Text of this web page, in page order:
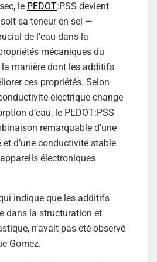
le PEDOT:PSS devient
sa teneur en sel —
de l’eau dans la
mécaniques du
manière dont les additifs
ces propriétés. Selon
électrique change
d’eau, le PEDOT:PSS
remarquable d’une
d’une conductivité stable
électroniques
indique que les additifs
dans la structuration et
n’avait pas été observé
Gomez.